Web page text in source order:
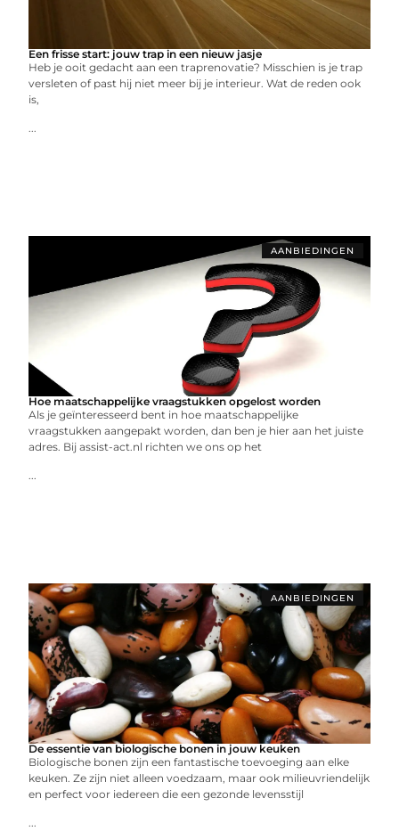
Een frisse start: jouw trap in een nieuw jasje
Heb je ooit gedacht aan een traprenovatie? Misschien is je trap
versleten of past hij niet meer bij je interieur. Wat de reden ook
is,
...
AANBIEDINGEN
Hoe maatschappelijke vraagstukken opgelost worden
Als je geïnteresseerd bent in hoe maatschappelijke
vraagstukken aangepakt worden, dan ben je hier aan het juiste
adres. Bij assist-act.nl richten we ons op het
...
AANBIEDINGEN
De essentie van biologische bonen in jouw keuken
Biologische bonen zijn een fantastische toevoeging aan elke
keuken. Ze zijn niet alleen voedzaam, maar ook milieuvriendelijk
en perfect voor iedereen die een gezonde levensstijl
...